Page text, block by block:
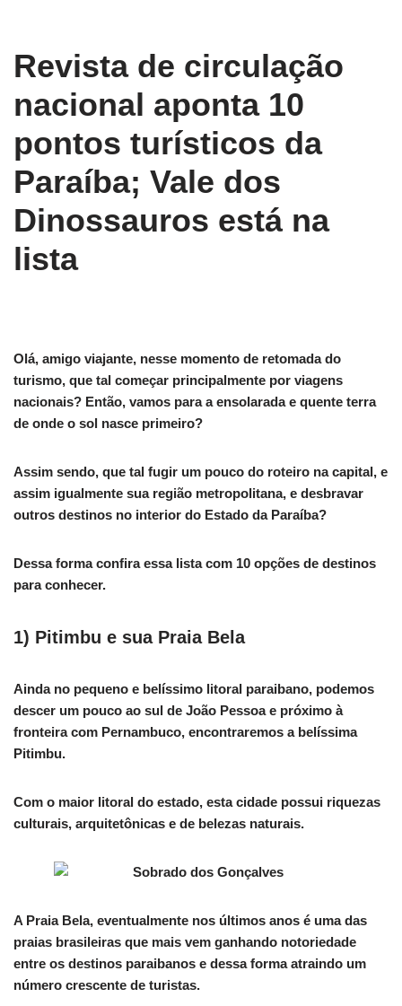
Revista de circulação
nacional aponta 10
pontos turísticos da
Paraíba; Vale dos
Dinossauros está na
lista
Olá, amigo viajante, nesse momento de retomada do
turismo, que tal começar principalmente por viagens
nacionais? Então, vamos para a ensolarada e quente terra
de onde o sol nasce primeiro?
Assim sendo, que tal fugir um pouco do roteiro na capital, e
assim igualmente sua região metropolitana, e desbravar
outros destinos no interior do Estado da Paraíba?
Dessa forma confira essa lista com 10 opções de destinos
para conhecer.
1) Pitimbu e sua Praia Bela
Ainda no pequeno e belíssimo litoral paraibano, podemos
descer um pouco ao sul de João Pessoa e próximo à
fronteira com Pernambuco, encontraremos a belíssima
Pitimbu.
Com o maior litoral do estado, esta cidade possui riquezas
culturais, arquitetônicas e de belezas naturais.
A Praia Bela, eventualmente nos últimos anos é uma das
praias brasileiras que mais vem ganhando notoriedade
entre os destinos paraibanos e dessa forma atraindo um
número crescente de turistas.